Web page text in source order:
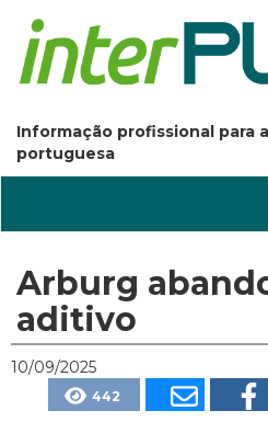
Informação profissional para
portuguesa
Arburg
aditivo
10/09/2025
442